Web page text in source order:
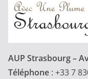
AUP Strasbourg –
Téléphone : +33 7